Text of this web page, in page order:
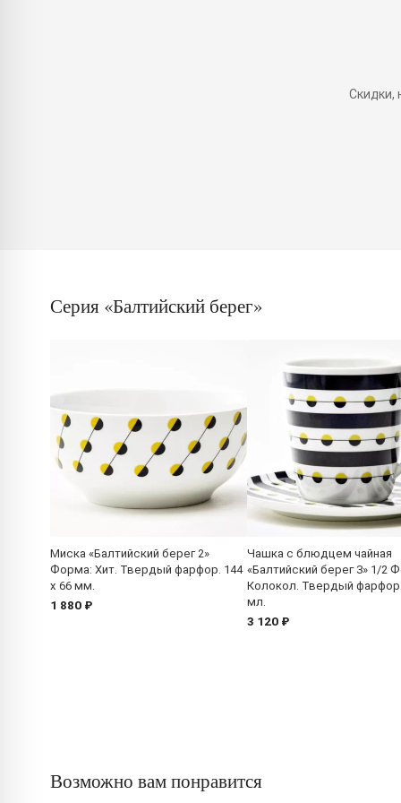
Скидки,
Серия «Балтийский берег»
Миска «Балтийский берег 2»
Форма: Хит. Твердый фарфор. 144
x 66 мм.
1 880 ₽
Чашка с блюдцем чайная
«Балтийский берег 3» 1/2
Колокол. Твердый
мл.
3 120 ₽
Возможно вам понравится